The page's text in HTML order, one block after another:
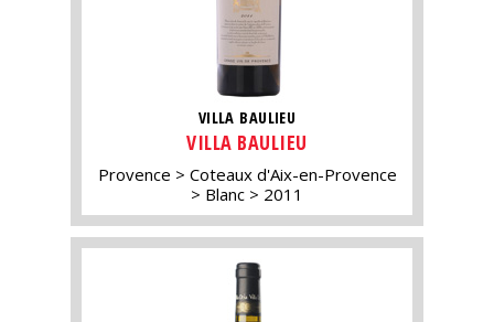
VILLA BAULIEU
VILLA BAULIEU
Provence
Coteaux d'Aix-en-Provence
Blanc
2011